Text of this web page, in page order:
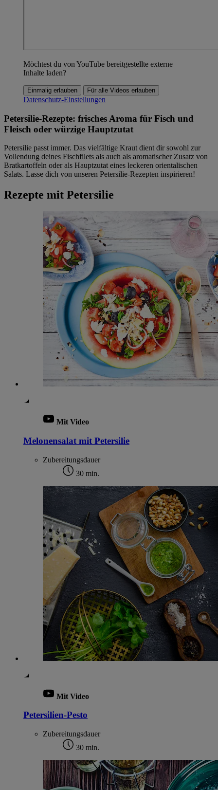
Möchtest du von YouTube bereitgestellte externe
Inhalte laden?
Einmalig erlauben Für alle Videos erlauben
Datenschutz-Einstellungen
Petersilie-Rezepte: frisches Aroma für Fisch und
Fleisch oder würzige Hauptzutat
Petersilie passt immer. Das vielfältige Kraut dient dir sowohl zur
Vollendung deines Fischfilets als auch als aromatischer Zusatz von
Bratkartoffeln oder als Hauptzutat eines leckeren orientalischen
Salats. Lasse dich von unseren Petersilie-Rezepten inspirieren!
Rezepte mit Petersilie
Mit Video
Melonensalat mit Petersilie
Zubereitungsdauer
30 min.
Mit Video
Petersilien-Pesto
Zubereitungsdauer
30 min.